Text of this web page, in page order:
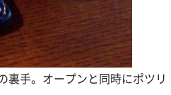
裏手。オープンと同時にポツリ